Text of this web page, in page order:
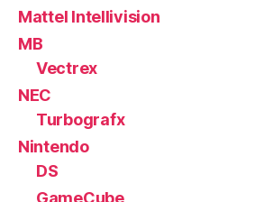
Mattel Intellivision
MB
Vectrex
NEC
Turbografx
Nintendo
DS
GameCube